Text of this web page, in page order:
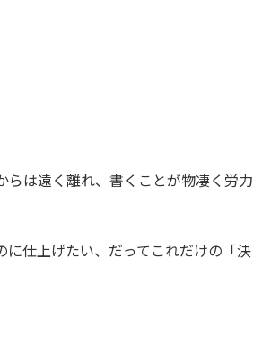
らは遠く離れ、書くことが物凄く労力
仕上げたい、だってこれだけの「決